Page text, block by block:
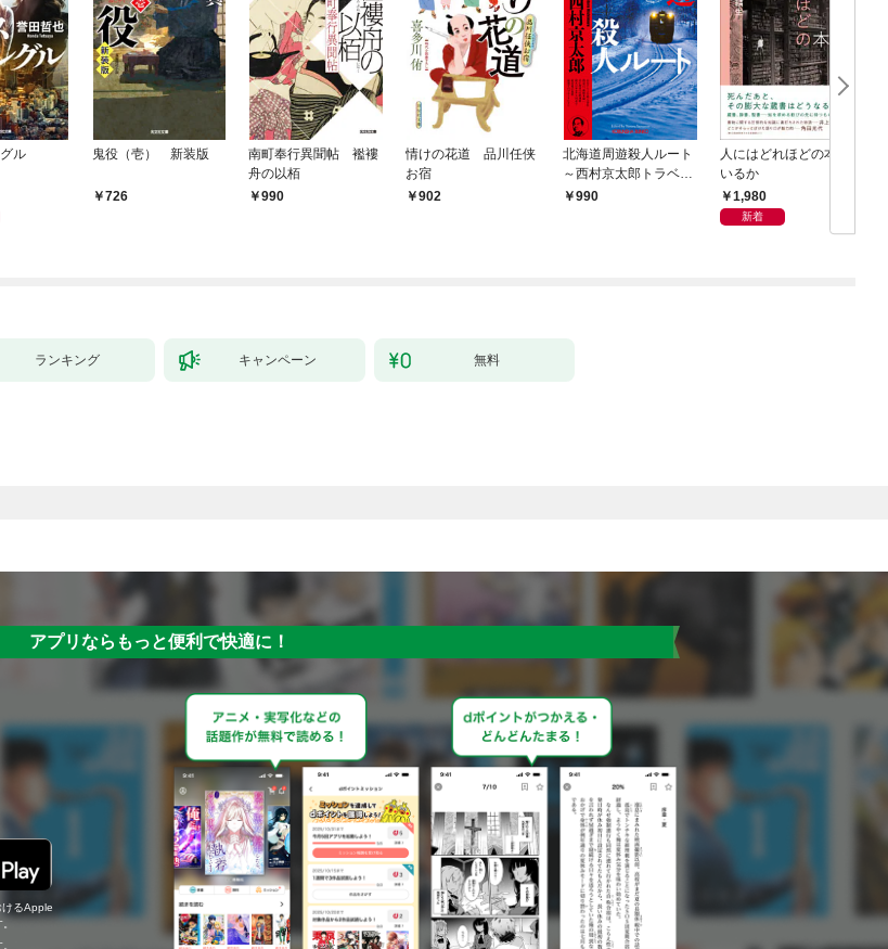
ル 鬼役（壱） 新装版
726
南町奉行異聞帖 襤褸
舟の以栢
990
情けの花道 品川任侠
お宿
902
北海道周遊殺人ルート
～西村京太郎トラベル
ミステリー・セレクシ
990
人にはどれほどの本が
いるか
1,980
新着
ランキング キャンペーン 無料
アプリならもっと便利で快適に！
るApple